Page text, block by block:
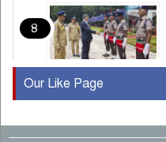
৪
৫
Our Like Page